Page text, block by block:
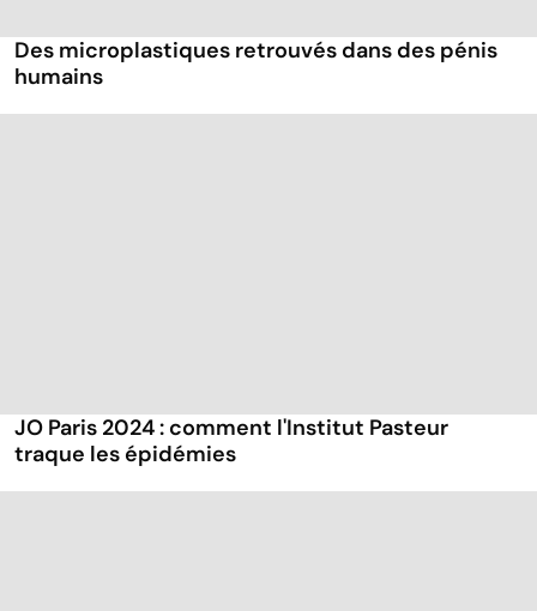
Des microplastiques retrouvés dans des pénis
humains
JO Paris 2024 : comment l'Institut Pasteur
traque les épidémies